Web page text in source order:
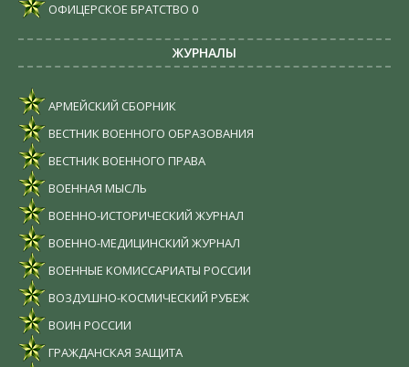
ОФИЦЕРСКОЕ БРАТСТВО 0
ЖУРНАЛЫ
АРМЕЙСКИЙ СБОРНИК
ВЕСТНИК ВОЕННОГО ОБРАЗОВАНИЯ
ВЕСТНИК ВОЕННОГО ПРАВА
ВОЕННАЯ МЫСЛЬ
ВОЕННО-ИСТОРИЧЕСКИЙ ЖУРНАЛ
ВОЕННО-МЕДИЦИНСКИЙ ЖУРНАЛ
ВОЕННЫЕ КОМИССАРИАТЫ РОССИИ
ВОЗДУШНО-КОСМИЧЕСКИЙ РУБЕЖ
ВОИН РОССИИ
ГРАЖДАНСКАЯ ЗАЩИТА